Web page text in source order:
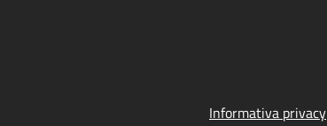
Informativa privacy